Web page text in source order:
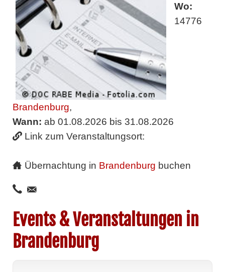
Wo:
14776
Brandenburg,
Wann: ab 01.08.2026 bis 31.08.2026
Link zum Veranstaltungsort:
Übernachtung in Brandenburg buchen
Events & Veranstaltungen in
Brandenburg